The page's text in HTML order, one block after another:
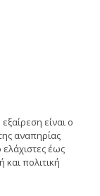
είναι ο
αναπηρίας
ελάχιστες έως
και πολιτική